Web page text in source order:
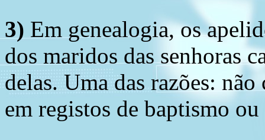
3) Em genealogia, os
dos maridos das senhoras
delas. Uma das razões:
em registos de baptismo